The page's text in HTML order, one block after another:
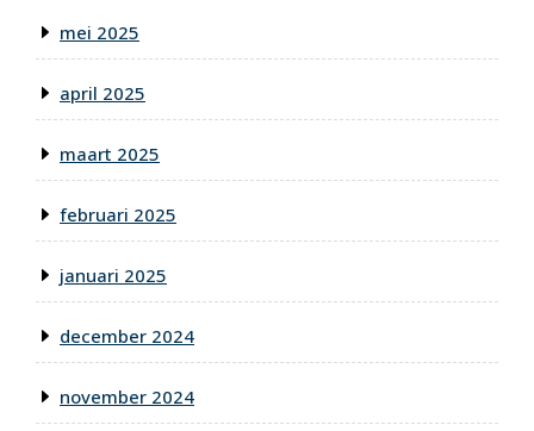
mei 2025
april 2025
maart 2025
februari 2025
januari 2025
december 2024
november 2024